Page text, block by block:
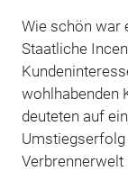
Wie schön war
Staatliche
wohlhabenden
deuteten auf
Verbrennerwelt